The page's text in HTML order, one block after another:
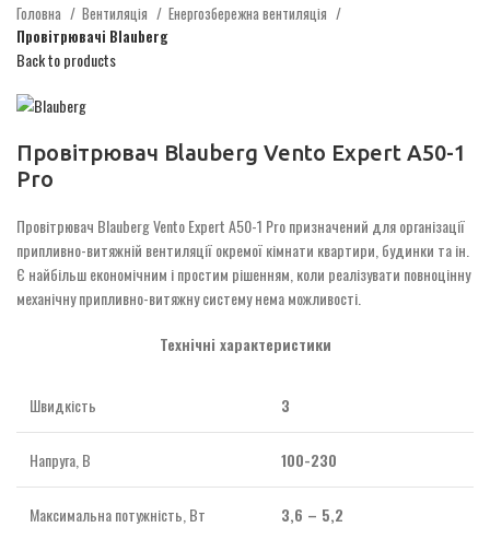
Головна Вентиляція
Енергозбережна вентиляція
Провітрювачі Blauberg
Back to products
Провітрювач Blauberg Vento Expert A50-1
Pro
Провітрювач Blauberg Vento Expert A50-1 Pro призначений для організації
припливно-витяжній вентиляції окремої кімнати квартири, будинки та ін.
Є найбільш економічним і простим рішенням, коли реалізувати повноцінну
механічну припливно-витяжну систему нема можливості.
Технічні характеристики
Швидкість 3
Напруга, В 100-230
Максимальна потужність, Вт 3,6 – 5,2